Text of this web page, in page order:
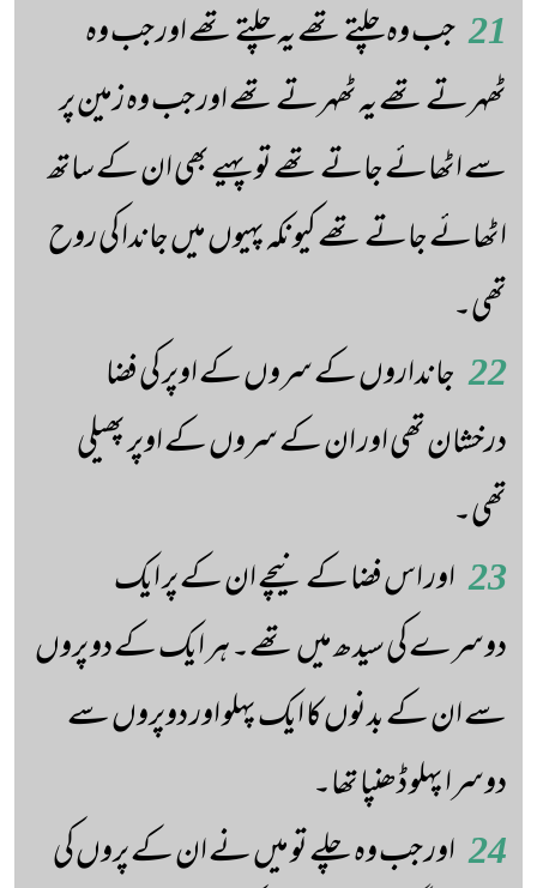
21 جب وہ چلتے تھے یہ چلتے تھے اور جب وہ
ٹھہرتے تھے یہ ٹھہرتے تھے اور جب وہ زمین پر
سے اٹھائے جاتے تھے تو پہیے بھی ان کے ساتھ
اٹھائے جاتے تھے کیونکہ پہیوں میں جاندا کی روح
تھی۔
22 جانداروں کے سروں کے اوپر کی فضا
درخشان تھی اور ان کے سروں کے اوپر پھیلی
تھی۔
23 اور اس فضا کے نیچے ان کے پر ایک
دوسرے کی سیدھ میں تھے۔ ہر ایک کے دو پروں
سے ان کے بدنوں کا ایک پہلو اور دوپروں سے
دوسرا پہلو ڈھنپا تھا۔
24 اور جب وہ چلے تو میں نے ان کے پروں کی